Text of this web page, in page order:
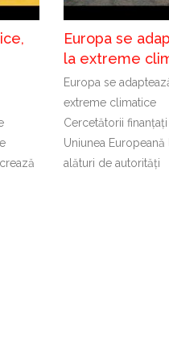
Europa se
la extreme
Europa se
extreme climatice
Cercetătorii
Uniunea
alături de autorități